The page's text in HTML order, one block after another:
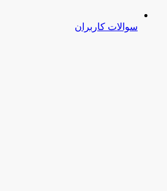
سوالات کاربران